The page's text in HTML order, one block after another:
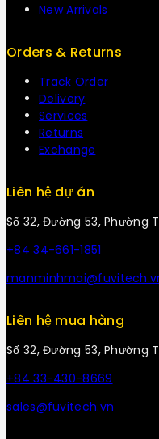
New Arrivals
Orders & Returns
Track Order
Delivery
Services
Returns
Exchange
Liên hệ dự án
Số 32, Đường 53, Phường
+84 34-661-1851
Liên hệ mua hàng
Số 32, Đường 53, Phường
+84 33-430-8669
sales@fuvitech.vn